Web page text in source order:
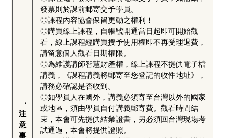
‧
注
意
事
發票則於課前郵寄交予學員。
◎課程內容協會保留更動之權利！
◎購買線上課程，自帳號開通當日起即可開始觀
看，線上課程經購買授予使用權即不再受理退費，
請留意個人觀看日期權限。
◎為維護講師智慧財產權，線上課程不提供電子檔
講義，《課程講義將郵寄至您登記的收件地址》，
請務必確認是否收到。
◎如學員人在國外，講義必須寄至台灣以外的國家
或地區，須由學員自付講義郵寄費。觀看時間結
束，本會可先提供結業證書，另必須回台灣現場考
試通過，本會將提供證照。